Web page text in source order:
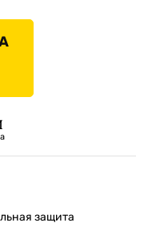
защита